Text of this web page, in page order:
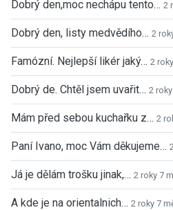
Dobrý den,moc nechápu tento… 2
Dobrý den, listy medvědího… 2
Famózní. Nejlepší likér jaký… 2
Dobrý de. Chtěl jsem uvařit… 2
Mám před sebou kuchařku z… 2
Paní Ivano, moc Vám děkujeme…
Já je dělám trošku jinak,… 2 roky 7
A kde je na orientalnich… 2 roky 7